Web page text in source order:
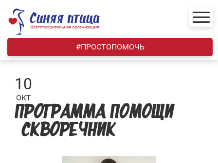
content
#ПРОСТОПОМОЧЬ
10
ОКТ
ПРОГРАММА ПОМОЩИ
«СКВОРЕЧНИК»